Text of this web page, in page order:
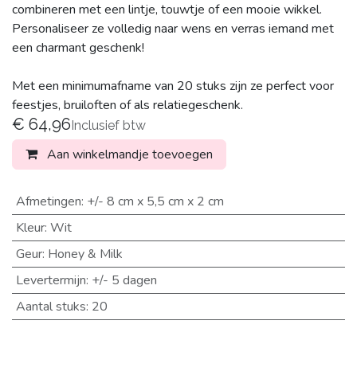
combineren met een lintje, touwtje of een mooie wikkel.
Personaliseer ze volledig naar wens en verras iemand met
een charmant geschenk!
Met een minimumafname van 20 stuks zijn ze perfect voor
feestjes, bruiloften of als relatiegeschenk.
€ 64,96Inclusief btw
Aan winkelmandje toevoegen
Afmetingen: +/- 8 cm x 5,5 cm x 2 cm
Kleur: Wit
Geur: Honey & Milk
Levertermijn: +/- 5 dagen
Aantal stuks: 20